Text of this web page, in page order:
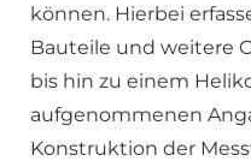
können. Hierbei
Bauteile und weitere
bis hin zu einem
aufgenommenen
Konstruktion der